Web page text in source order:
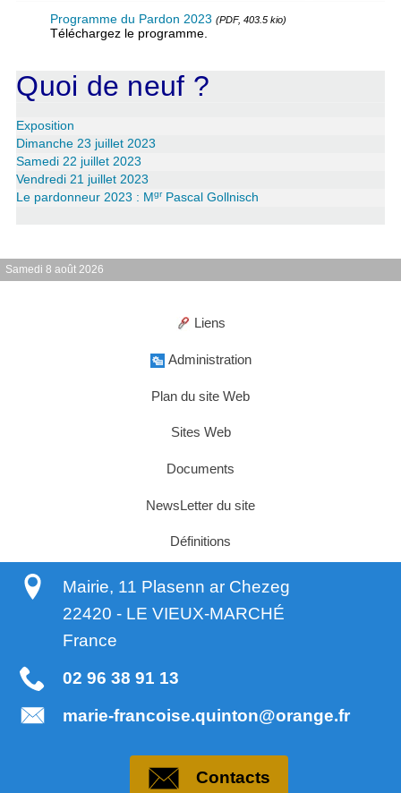
Programme du Pardon 2023 (PDF, 403.5 kio)
Téléchargez le programme.
Quoi de neuf ?
Exposition
Dimanche 23 juillet 2023
Samedi 22 juillet 2023
Vendredi 21 juillet 2023
Le pardonneur 2023 : MgrPascal Gollnisch
Samedi 8 août 2026
Liens
Administration
Plan du site Web
Sites Web
Documents
NewsLetter du site
Définitions
Mairie, 11 Plasenn ar Chezeg
22420 - LE VIEUX-MARCHÉ
France
02 96 38 91 13
marie-francoise.quinton@orange.fr
Contacts